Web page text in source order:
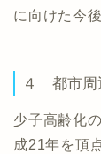
に向けた今
４ 都市周
少子高齢化
成21年を頂